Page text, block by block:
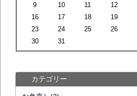
9
10 11 12
16
17 18 19
23
24 25 26
30
31
カテゴリー